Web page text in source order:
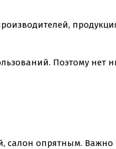
Поэтому нет
салон опрятным.